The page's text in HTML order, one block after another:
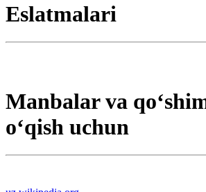
Eslatmalari
Manbalar va
oʻqish uchun